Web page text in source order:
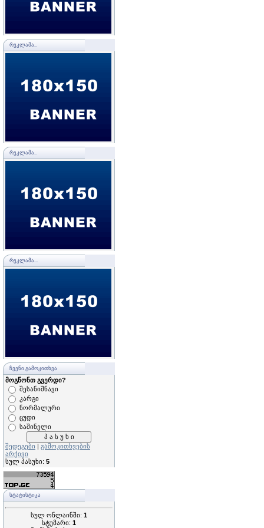
ᲠᲔᲙᲚᲐᲛᲐ..
ᲠᲔᲙᲚᲐᲛᲐ..
ᲠᲔᲙᲚᲐᲛᲐ...
ᲩᲕᲔᲜᲘ ᲒᲐᲛᲝᲙᲘᲗᲮᲕᲐ
მოგწონთ გვერდი?
შესანიშნავი
კარგი
ნორმალური
ცუდი
საშინელი
შედეგები | გამოკითხვების
არქივი
სულ პასუხი: 5
ᲡᲢᲐᲢᲘᲡᲢᲘᲙᲐ
სულ ონლაინში: 1
სტუმარი: 1